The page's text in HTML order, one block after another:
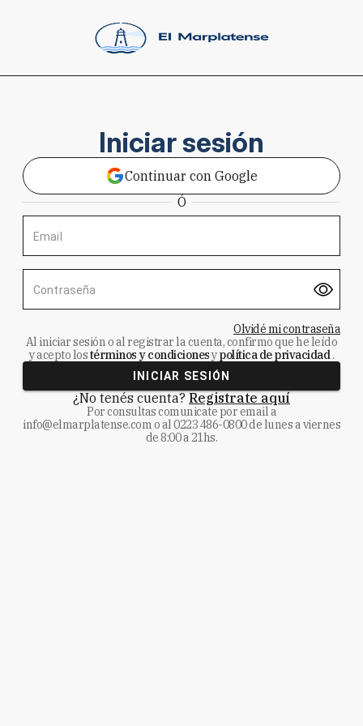
Iniciar sesión
Continuar con Google
Ó
Email
Contraseña
Olvidé mi contraseña
Al iniciar sesión o al registrar la cuenta, confirmo que he leído
y acepto lostérminos y condicionesypolítica de privacidad.
INICIAR SESIÓN
¿No tenés cuenta? Registrate aquí
Por consultas comunicate por email a
info@elmarplatense.como al0223 486-0800de lunes a viernes
de 8:00 a 21hs.